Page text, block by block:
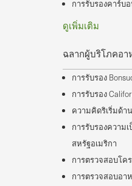
การรับรองคาร์บ
ดูเพิ่มเติม
ฉลากผู้บริโภคอา
การรับรอง
การรับรอง
ความคิดริเริ่มด้า
การรับรองความ
สหรัฐอเมริกา
การตรวจสอบโค
การตรวจสอบอา